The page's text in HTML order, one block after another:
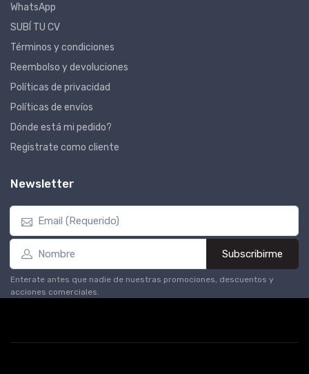
WhatsApp
SUBÍ TU CV
Términos y condiciones
Reembolso y devoluciones
Políticas de privacidad
Políticas de envíos
Dónde está mi pedido?
Registrate como cliente
Newsletter
Subscribirme
Enterate antes que nadie de nuestras promociones, descuentos y
acciones comerciales.